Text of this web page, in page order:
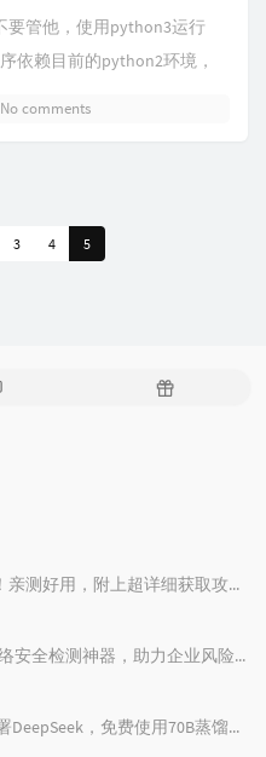
要管他，使用python3运行
依赖目前的python2环境，
No comments
3 4 5
m
n
R
t
l
免费解锁腾讯云EdgeOne！亲测好用，附上超详细获取攻略！
Prism X：一款跨平台的网络安全检测神器，助力企业风险管理
【部分失效】不用本地部署DeepSeek，免费使用70B蒸馏模型